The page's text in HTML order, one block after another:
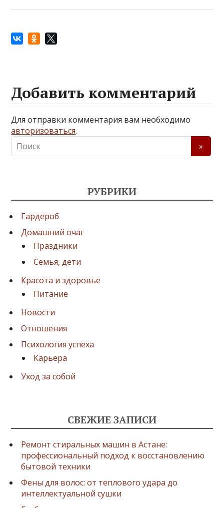
Добавить комментарий
Для отправки комментария вам необходимо
авторизоваться.
РУБРИКИ
Гардероб
Домашний очаг
Праздники
Семья, дети
Красота и здоровье
Питание
Новости
Отношения
Психология успеха
Карьера
Уход за собой
СВЕЖИЕ ЗАПИСИ
Ремонт стиральных машин в Астане:
профессиональный подход к восстановлению
бытовой техники
Фены для волос: от теплового удара до
интеллектуальной сушки